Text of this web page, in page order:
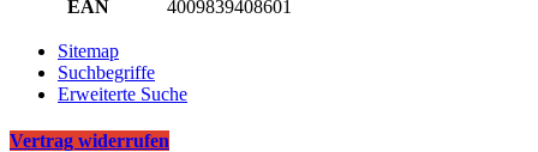
EAN
4009839408601
Sitemap
Suchbegriffe
Erweiterte Suche
Vertrag widerrufen